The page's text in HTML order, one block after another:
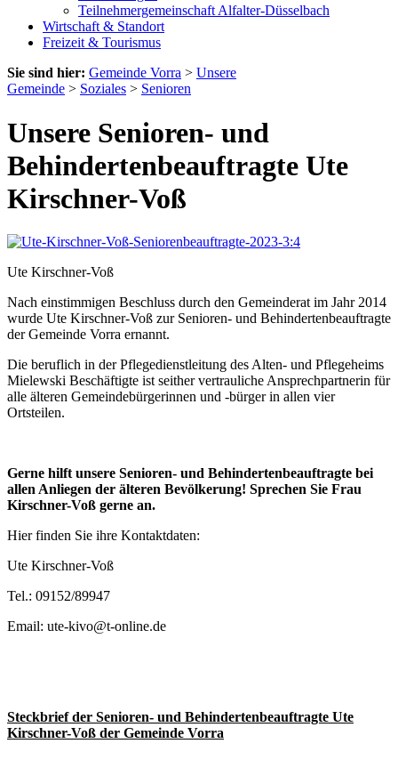
Teilnehmergemeinschaft Alfalter-Düsselbach
Wirtschaft & Standort
Freizeit & Tourismus
Sie sind hier: Gemeinde Vorra > Unsere
Gemeinde > Soziales > Senioren
Unsere Senioren- und
Behindertenbeauftragte Ute
Kirschner-Voß
Ute Kirschner-Voß
Nach einstimmigen Beschluss durch den Gemeinderat im Jahr 2014
wurde Ute Kirschner-Voß zur Senioren- und Behindertenbeauftragte
der Gemeinde Vorra ernannt.
Die beruflich in der Pflegedienstleitung des Alten- und Pflegeheims
Mielewski Beschäftigte ist seither vertrauliche Ansprechpartnerin für
alle älteren Gemeindebürgerinnen und -bürger in allen vier
Ortsteilen.
Gerne hilft unsere Senioren- und Behindertenbeauftragte bei
allen Anliegen der älteren Bevölkerung! Sprechen Sie Frau
Kirschner-Voß gerne an.
Hier finden Sie ihre Kontaktdaten:
Ute Kirschner-Voß
Tel.: 09152/89947
Email: ute-kivo@t-online.de
Steckbrief der Senioren- und Behindertenbeauftragte Ute
Kirschner-Voß der Gemeinde Vorra